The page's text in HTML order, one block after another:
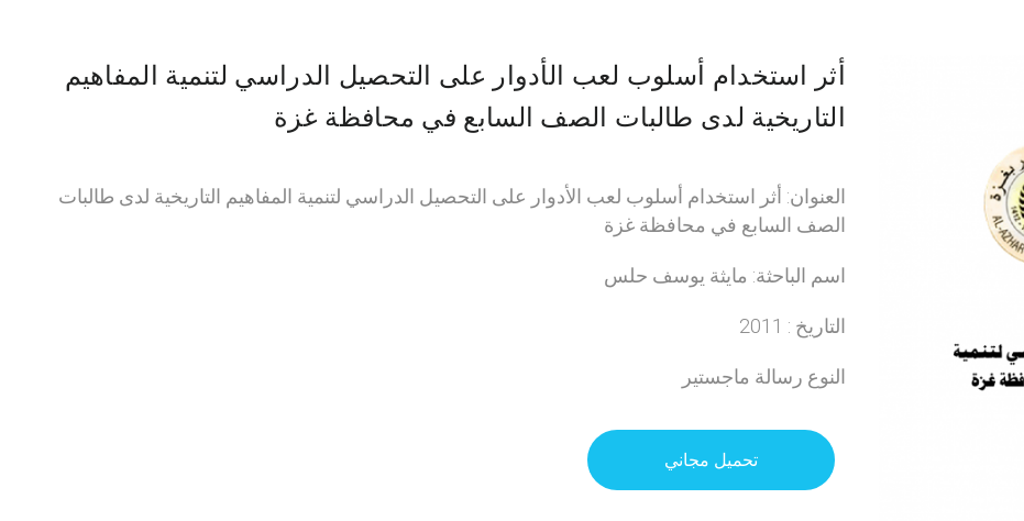
أثر استخدام أسلوب لعب الأدوار على التحصيل الدراسي لتنمية المفاهيم
التاريخية لدى طالبات الصف السابع في محافظة غزة
العنوان: أثر استخدام أسلوب لعب الأدوار على التحصيل الدراسي لتنمية المفاهيم التاريخية لدى طالبات
الصف السابع في محافظة غزة
اسم الباحثة: مايثة يوسف حلس
التاريخ : 2011
النوع رسالة ماجستير
تحميل مجاني